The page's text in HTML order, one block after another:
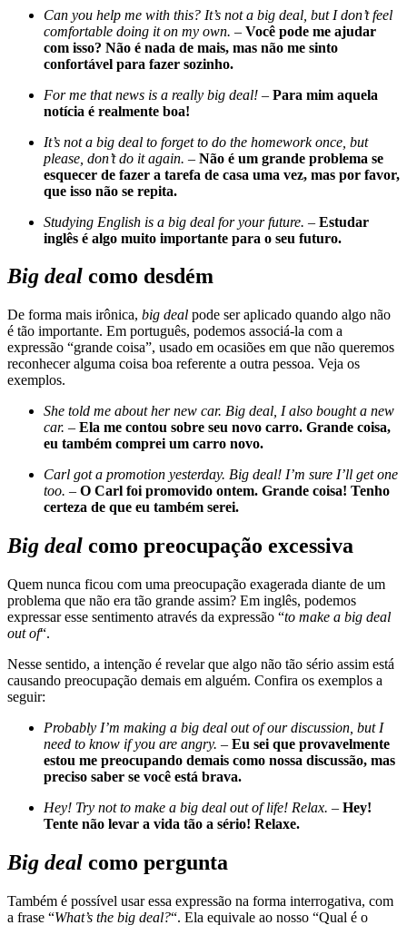
Can you help me with this? It’s not a big deal, but I don’t feel
comfortable doing it on my own. – Você pode me ajudar
com isso? Não é nada de mais, mas não me sinto
confortável para fazer sozinho.
For me that news is a really big deal! – Para mim aquela
notícia é realmente boa!
It’s not a big deal to forget to do the homework once, but
please, don’t do it again. – Não é um grande problema se
esquecer de fazer a tarefa de casa uma vez, mas por favor,
que isso não se repita.
Studying English is a big deal for your future. – Estudar
inglês é algo muito importante para o seu futuro.
Big deal como desdém
De forma mais irônica, big deal pode ser aplicado quando algo não
é tão importante. Em português, podemos associá-la com a
expressão “grande coisa”, usado em ocasiões em que não queremos
reconhecer alguma coisa boa referente a outra pessoa. Veja os
exemplos.
She told me about her new car. Big deal, I also bought a new
car. – Ela me contou sobre seu novo carro. Grande coisa,
eu também comprei um carro novo.
Carl got a promotion yesterday. Big deal! I’m sure I’ll get one
too. – O Carl foi promovido ontem. Grande coisa! Tenho
certeza de que eu também serei.
Big deal como preocupação excessiva
Quem nunca ficou com uma preocupação exagerada diante de um
problema que não era tão grande assim? Em inglês, podemos
expressar esse sentimento através da expressão “to make a big deal
out of“.
Nesse sentido, a intenção é revelar que algo não tão sério assim está
causando preocupação demais em alguém. Confira os exemplos a
seguir:
Probably I’m making a big deal out of our discussion, but I
need to know if you are angry. – Eu sei que provavelmente
estou me preocupando demais como nossa discussão, mas
preciso saber se você está brava.
Hey! Try not to make a big deal out of life! Relax. – Hey!
Tente não levar a vida tão a sério! Relaxe.
Big deal como pergunta
Também é possível usar essa expressão na forma interrogativa, com
a frase “What’s the big deal?“. Ela equivale ao nosso “Qual é o